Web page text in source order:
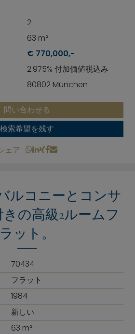
2
63 m²
€ 770,000,-
2.975% 付加価値税込み
80802 München
問い合わせる
検索希望を残す
ェア:
ルコニーとコンサ
の高級2ルームフ
ラット。
70434
フラット
1984
新しい
63 m²